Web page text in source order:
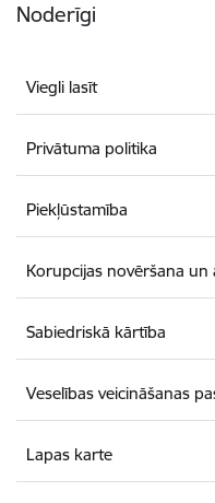
Noderīgi
Viegli lasīt
Privātuma politika
Piekļūstamība
Korupcijas novēršana un
Sabiedriskā kārtība
Veselības veicināšanas
Lapas karte